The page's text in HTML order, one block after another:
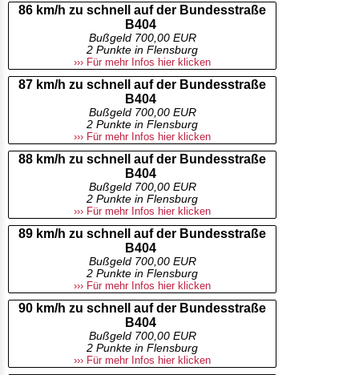
86 km/h zu schnell auf der Bundesstraße
B404
Bußgeld 700,00 EUR
2 Punkte in Flensburg
››› Für mehr Infos hier klicken
87 km/h zu schnell auf der Bundesstraße
B404
Bußgeld 700,00 EUR
2 Punkte in Flensburg
››› Für mehr Infos hier klicken
88 km/h zu schnell auf der Bundesstraße
B404
Bußgeld 700,00 EUR
2 Punkte in Flensburg
››› Für mehr Infos hier klicken
89 km/h zu schnell auf der Bundesstraße
B404
Bußgeld 700,00 EUR
2 Punkte in Flensburg
››› Für mehr Infos hier klicken
90 km/h zu schnell auf der Bundesstraße
B404
Bußgeld 700,00 EUR
2 Punkte in Flensburg
››› Für mehr Infos hier klicken